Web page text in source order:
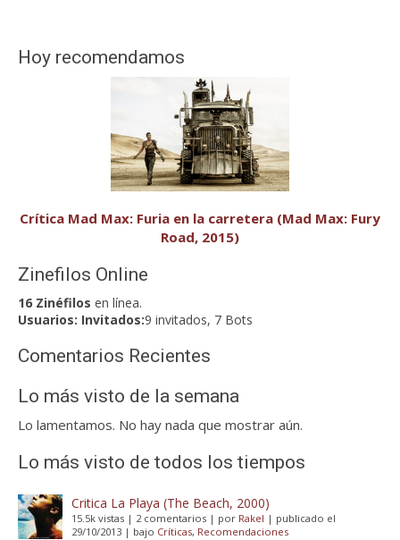
Hoy recomendamos
Crítica Mad Max: Furia en la carretera (Mad Max: Fury
Road, 2015)
Zinefilos Online
16 Zinéfilos en línea.
Usuarios: Invitados:9 invitados, 7 Bots
Comentarios Recientes
Lo más visto de la semana
Lo lamentamos. No hay nada que mostrar aún.
Lo más visto de todos los tiempos
Critica La Playa (The Beach, 2000)
15.5k vistas | 2 comentarios | por Rakel | publicado el
29/10/2013 | bajo Críticas, Recomendaciones